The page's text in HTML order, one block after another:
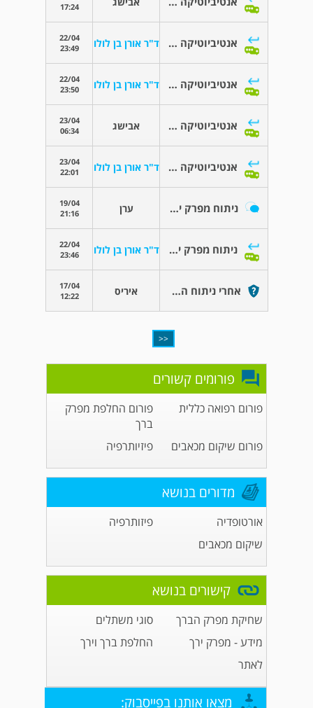
17:24
אנטיביוטיקה בטיפול שיניים ד"ר אורן בן לולו
22/04
23:49
אנטיביוטיקה בטיפול שיניים ד"ר אורן בן לולו
22/04
23:50
אנטיביוטיקה בטיפול שיניים אבישג
23/04
06:34
אנטיביוטיקה בטיפול שיניים ד"ר אורן בן לולו
23/04
22:01
ניתוח מפרק ירך בשיטה קדמית. ערן
19/04
21:16
ניתוח מפרק ירך בשיטה קדמית. ד"ר אורן בן לולו
22/04
23:46
אחרי ניתוח החלפת מפרק ירך איריס
17/04
12:22
<<
פורומים קשורים
פורום רפואה כללית
פורום החלפת מפרק
ברך
פורום שיקום מכאבים
פיזיותרפיה
מדורים בנושא
אורטופדיה
פיזותרפיה
שיקום מכאבים
קישורים בנושא
שחיקת מפרק הברך
סוגי משתלים
מידע - מפרק ירך
החלפת ברך וירך
לאתר
מצאו אותנו בפייסבוק: